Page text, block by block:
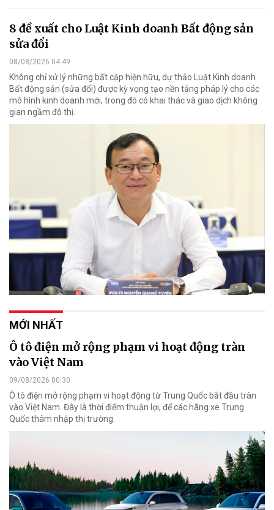
8 đề xuất cho Luật Kinh doanh Bất động sản
sửa đổi
08/08/2026 04:49
Không chỉ xử lý những bất cập hiện hữu, dự thảo Luật Kinh doanh
Bất động sản (sửa đổi) được kỳ vọng tạo nền tảng pháp lý cho các
mô hình kinh doanh mới, trong đó có khai thác và giao dịch không
gian ngầm đô thị.
MỚI NHẤT
Ô tô điện mở rộng phạm vi hoạt động tràn
vào Việt Nam
09/08/2026 00:30
Ô tô điện mở rộng phạm vi hoạt động từ Trung Quốc bắt đầu tràn
vào Việt Nam. Đây là thời điểm thuận lợi, để các hãng xe Trung
Quốc thâm nhập thị trường.